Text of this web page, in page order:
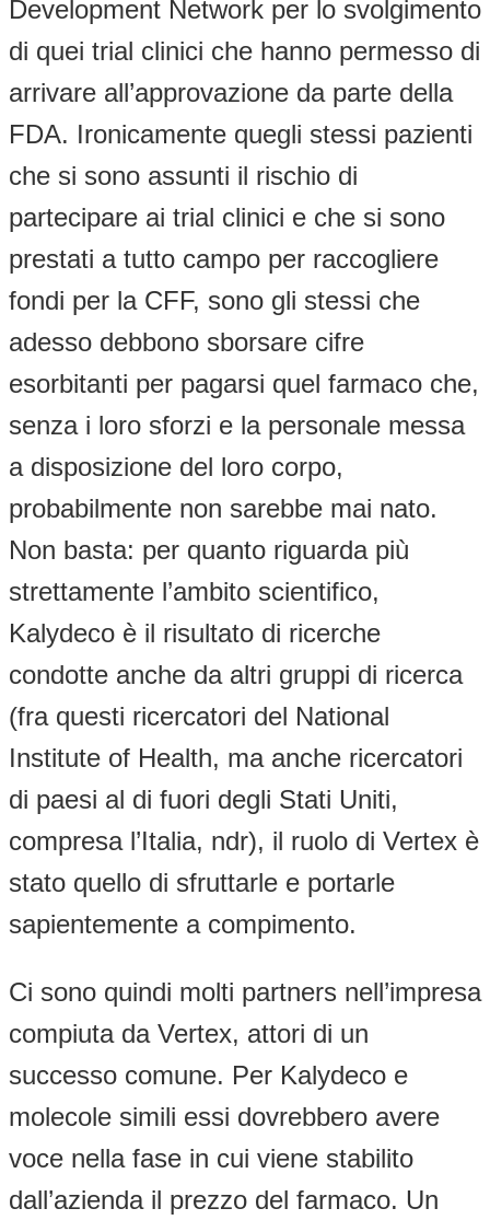
Development Network per lo svolgimento
di quei trial clinici che hanno permesso di
arrivare all’approvazione da parte della
FDA. Ironicamente quegli stessi pazienti
che si sono assunti il rischio di
partecipare ai trial clinici e che si sono
prestati a tutto campo per raccogliere
fondi per la CFF, sono gli stessi che
adesso debbono sborsare cifre
esorbitanti per pagarsi quel farmaco che,
senza i loro sforzi e la personale messa
a disposizione del loro corpo,
probabilmente non sarebbe mai nato.
Non basta: per quanto riguarda più
strettamente l’ambito scientifico,
Kalydeco è il risultato di ricerche
condotte anche da altri gruppi di ricerca
(fra questi ricercatori del National
Institute of Health, ma anche ricercatori
di paesi al di fuori degli Stati Uniti,
compresa l’Italia, ndr), il ruolo di Vertex è
stato quello di sfruttarle e portarle
sapientemente a compimento.
Ci sono quindi molti partners nell’impresa
compiuta da Vertex, attori di un
successo comune. Per Kalydeco e
molecole simili essi dovrebbero avere
voce nella fase in cui viene stabilito
dall’azienda il prezzo del farmaco. Un